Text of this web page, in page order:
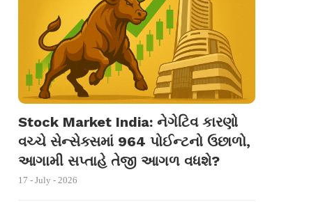
Stock Market India: નેગેટિવ કારણો
વચ્ચે સેન્સેક્સમાં 964 પોઈન્ટનો ઉછાળો,
આગામી સપ્તાહે તેજી આગળ વધશે?
17 - July - 2026